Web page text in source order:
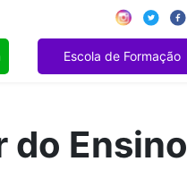
Escola de Formação
Ensino